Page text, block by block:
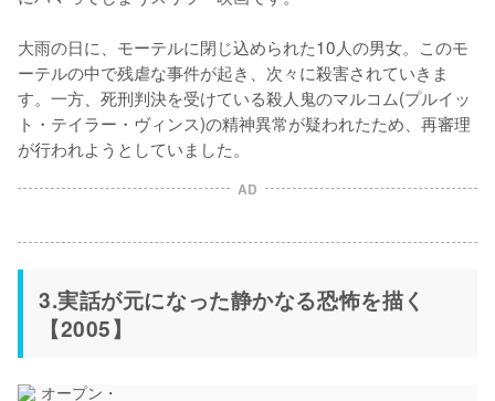
大雨の日に、モーテルに閉じ込められた10人の男女。このモ
ーテルの中で残虐な事件が起き、次々に殺害されていきま
す。一方、死刑判決を受けている殺人鬼のマルコム(プルイッ
ト・テイラー・ヴィンス)の精神異常が疑われたため、再審理
が行われようとしていました。
AD
3.実話が元になった静かなる恐怖を描く
【2005】